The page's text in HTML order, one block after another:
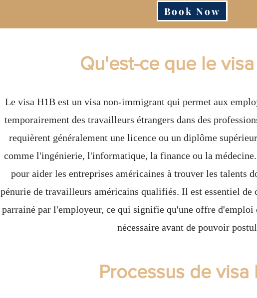
Book Now
Qu'est-ce que le visa
Le visa H1B est un visa non-immigrant qui permet aux
temporairement des travailleurs étrangers dans des
requièrent généralement une licence ou un diplôme
comme l'ingénierie, l'informatique, la finance ou la
pour aider les entreprises américaines à trouver les talents
pénurie de travailleurs américains qualifiés. Il est essentiel de
parrainé par l'employeur, ce qui signifie qu'une offre d'emploi
nécessaire avant de pouvoir
Processus de visa